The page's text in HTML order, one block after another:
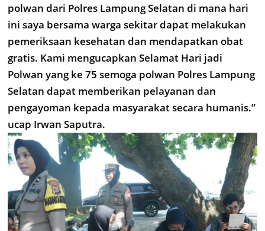
polwan dari Polres Lampung Selatan di mana hari
ini saya bersama warga sekitar dapat melakukan
pemeriksaan kesehatan dan mendapatkan obat
gratis. Kami mengucapkan Selamat Hari jadi
Polwan yang ke 75 semoga polwan Polres Lampung
Selatan dapat memberikan pelayanan dan
pengayoman kepada masyarakat secara humanis.”
ucap Irwan Saputra.